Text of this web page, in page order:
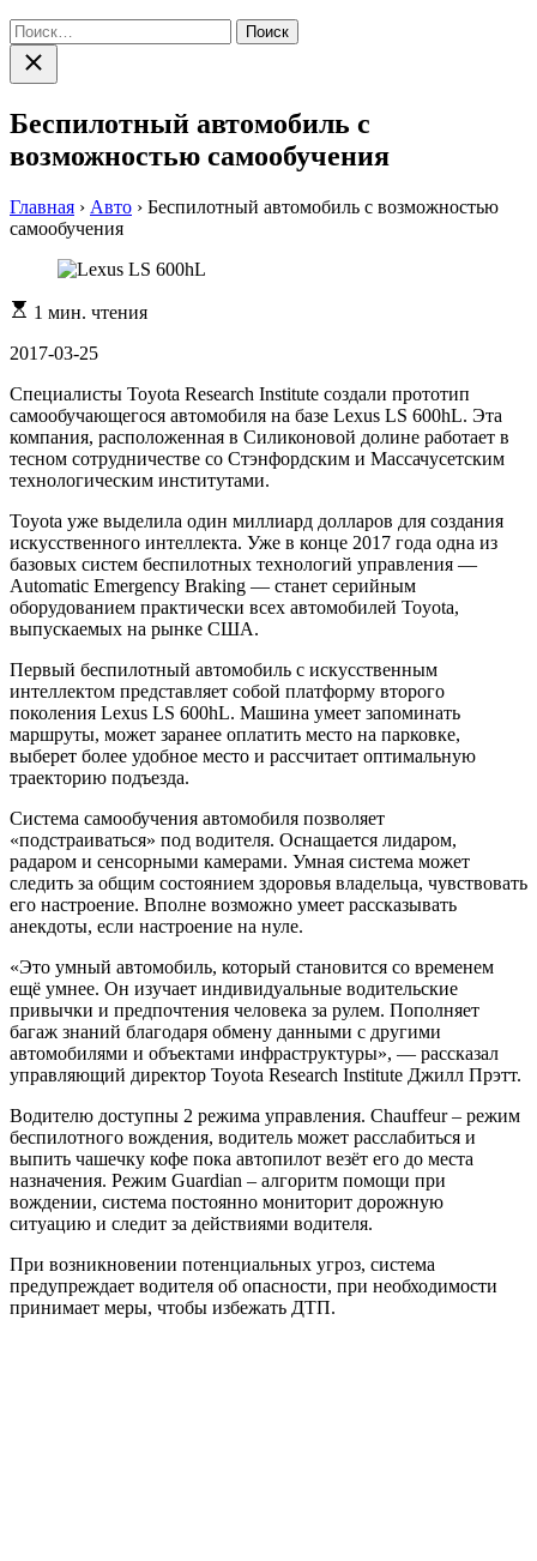
Найти:
Закрыть
поиск
Беспилотный автомобиль с
возможностью самообучения
Главная › Авто › Беспилотный автомобиль с возможностью
самообучения
Расчетное
чтения
1 мин. чтения
2017-03-25
Специалисты Toyota Research Institute создали прототип
самообучающегося автомобиля на базе Lexus LS 600hL. Эта
компания, расположенная в Силиконовой долине работает в
тесном сотрудничестве со Стэнфордским и Массачусетским
технологическим институтами.
Toyota уже выделила один миллиард долларов для создания
искусственного интеллекта. Уже в конце 2017 года одна из
базовых систем беспилотных технологий управления —
Automatic Emergency Braking — станет серийным
оборудованием практически всех автомобилей Toyota,
выпускаемых на рынке США.
Первый беспилотный автомобиль с искусственным
интеллектом представляет собой платформу второго
поколения Lexus LS 600hL. Машина умеет запоминать
маршруты, может заранее оплатить место на парковке,
выберет более удобное место и рассчитает оптимальную
траекторию подъезда.
Система самообучения автомобиля позволяет
«подстраиваться» под водителя. Оснащается лидаром,
радаром и сенсорными камерами. Умная система может
следить за общим состоянием здоровья владельца, чувствовать
его настроение. Вполне возможно умеет рассказывать
анекдоты, если настроение на нуле.
«Это умный автомобиль, который становится со временем
ещё умнее. Он изучает индивидуальные водительские
привычки и предпочтения человека за рулем. Пополняет
багаж знаний благодаря обмену данными с другими
автомобилями и объектами инфраструктуры», — рассказал
управляющий директор Toyota Research Institute Джилл Прэтт.
Водителю доступны 2 режима управления. Chauffeur – режим
беспилотного вождения, водитель может расслабиться и
выпить чашечку кофе пока автопилот везёт его до места
назначения. Режим Guardian – алгоритм помощи при
вождении, система постоянно мониторит дорожную
ситуацию и следит за действиями водителя.
При возникновении потенциальных угроз, система
предупреждает водителя об опасности, при необходимости
принимает меры, чтобы избежать ДТП.